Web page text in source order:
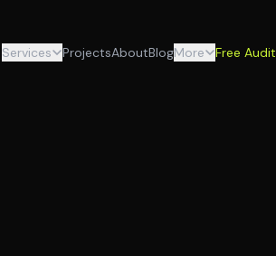
Services ProjectsAboutBlogMore Free Audit